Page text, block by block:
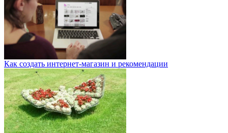
Как создать интернет-магазин и рекомендации